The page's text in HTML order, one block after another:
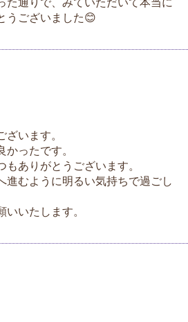
うございました😊
います。
ったです。
ありがとうございます。
進むように明るい気持ちで過ごし
いたします。